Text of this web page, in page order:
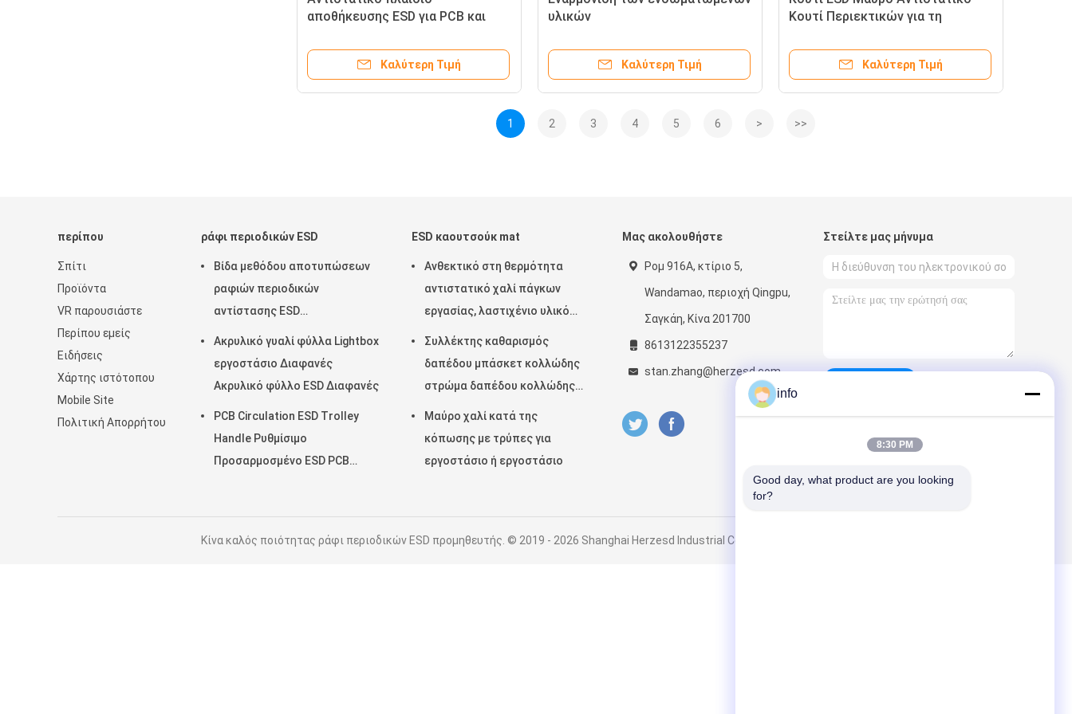
αποθήκευσης ESD για PCB και
545*425mm
Καλύτερη Τιμή
υλικών
Καλύτερη Τιμή
Κουτί Περιεκτικών για τη
εξαρτημάτων
Καλύτερη Τιμή
1 2 3 4 5 6 > >>
περίπου
Σπίτι
Προϊόντα
VR παρουσιάστε
Περίπου εμείς
Ειδήσεις
Χάρτης ιστότοπου
Mobile Site
Πολιτική Απορρήτου
ράφι περιοδικών ESD
Βίδα μεθόδου αποτυπώσεων
ραφιών περιοδικών
αντίστασης ESD
θερμοκρασίας/διαδρομή
εργαλείων διευθετήσιμη
Ακρυλικό γυαλί φύλλα Lightbox
εργοστάσιο Διαφανές
Ακρυλικό φύλλο ESD Διαφανές
PCB Circulation ESD Trolley
Handle Ρυθμίσιμο
Προσαρμοσμένο ESD PCB
ESD καουτσούκ mat
Ανθεκτικό στη θερμότητα
αντιστατικό χαλί πάγκων
εργασίας, λαστιχένιο υλικό
νιτριλίων χαλιών ESD ασφαλές
Συλλέκτης καθαρισμός
δαπέδου μπάσκετ κολλώδης
στρώμα δαπέδου κολλώδης
στρώμα καθαρό δωμάτιο 30
στρώματα
Μαύρο χαλί κατά της
κόπωσης με τρύπες για
εργοστάσιο ή εργοστάσιο
Μας ακολουθήστε
Ρομ 916Α, κτίριο 5,
Wandamao, περιοχή Qingpu,
Σαγκάη, Κίνα 201700
8613122355237
stan.zhang@herzesd.com
Στείλτε μας μήνυμα
Κίνα καλός ποιότητας ράφι περιοδικών ESD προμηθευτής. © 2019 - 2026 Shanghai Herzesd Industrial Co., Ltd. All Rights Reserved.
info
8:30 PM
Good day, what product are you looking
for?